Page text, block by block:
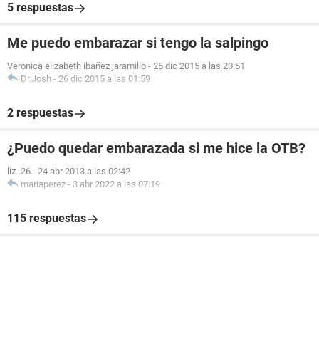
5 respuestas
Me puedo embarazar si tengo la salpingo
Veronica elizabeth ibañez jaramillo - 25 dic 2015 a las 20:51
Dr.Josh - 26 dic 2015 a las 01:59
2 respuestas
¿Puedo quedar embarazada si me hice la OTB?
liz-.26 - 24 abr 2013 a las 02:42
mariaperez - 3 abr 2022 a las 07:19
115 respuestas